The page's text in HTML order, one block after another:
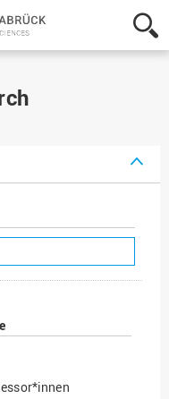
Hochschule
Osnabrück
-